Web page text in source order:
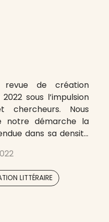
revue de création
sous l’impulsion
Nous
notre démarche la
dans sa densité
LITTÉRAIRE